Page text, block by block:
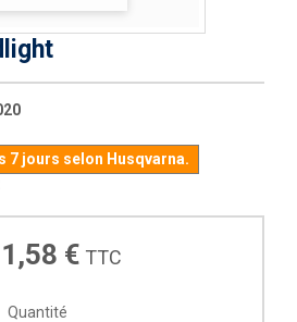
7 jours selon Husqvarna.
€ TTC
Quantité